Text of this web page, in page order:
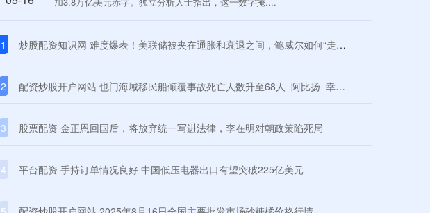
1 炒股配资知识网 难度爆表！美联储被夹在通胀和衰退之间，鲍威尔如何“走钢丝”？
2 配资炒股开户网站 也门海域移民船倾覆事故死亡人数升至68人_阿比扬_幸存者_遇难者
3 股票配资 金正恩回国后，将放弃统一写进法律，李在明对朝政策陷死局
4 平台配资 手持订单情况良好 中国低压电器出口有望突破225亿美元